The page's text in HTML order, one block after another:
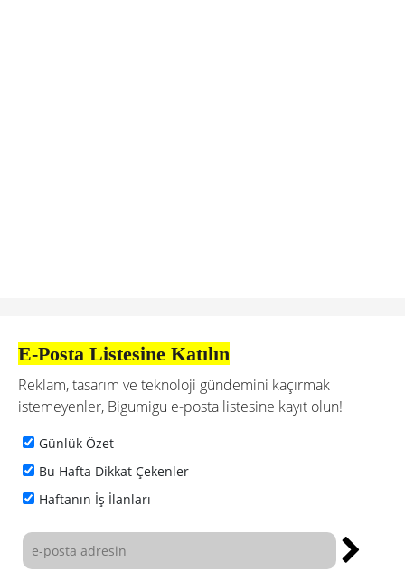
E-Posta Listesine Katılın
Reklam, tasarım ve teknoloji gündemini kaçırmak
istemeyenler, Bigumigu e-posta listesine kayıt olun!
Günlük Özet
Bu Hafta Dikkat Çekenler
Haftanın İş İlanları